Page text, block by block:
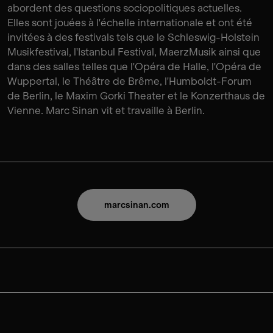
abordent des questions sociopolitiques actuelles.
Elles sont jouées à l'échelle internationale et ont été
invitées à des festivals tels que le Schleswig-Holstein
Musikfestival, l'Istanbul Festival, MaerzMusik ainsi que
dans des salles telles que l'Opéra de Halle, l'Opéra de
Wuppertal, le Théâtre de Brême, l'Humboldt-Forum
de Berlin, le Maxim Gorki Theater et le Konzerthaus de
Vienne. Marc Sinan vit et travaille à Berlin.
marcsinan.com